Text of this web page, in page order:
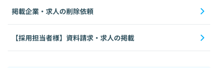
掲載企業・求人の削除依頼
【採用担当者様】資料請求・求人の掲載